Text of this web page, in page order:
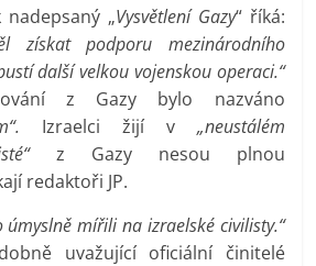
nadepsaný „Vysvětlení Gazy“ říká:
podporu mezinárodního
další velkou vojenskou operaci.“
z Gazy bylo nazváno
Izraelci žijí v „neustálém
z Gazy nesou plnou
redaktoři JP.
úmyslně mířili na izraelské civilisty.“
uvažující oficiální činitelé